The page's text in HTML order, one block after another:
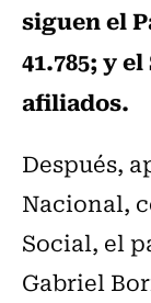
siguen el
41.785; y
afiliados.
Después,
Nacional,
Social, el
Gabriel